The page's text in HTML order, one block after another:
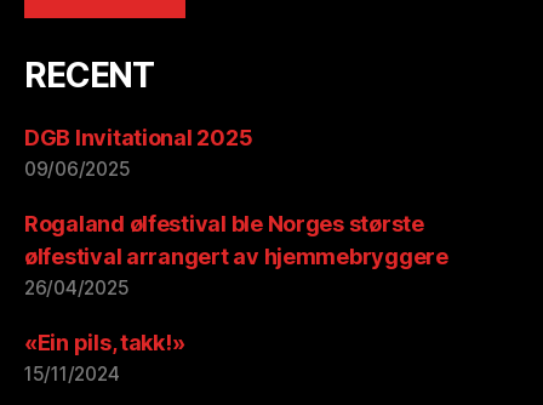
RECENT
DGB Invitational 2025
09/06/2025
Rogaland ølfestival ble Norges største
ølfestival arrangert av hjemmebryggere
26/04/2025
«Ein pils, takk!»
15/11/2024